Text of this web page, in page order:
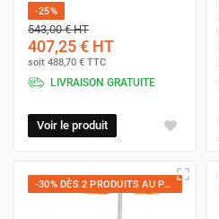
-25%
543,00 €HT
407,25 € HT
soit 488,70 € TTC
LIVRAISON GRATUITE
Voir le produit
-30% DÈS 2 PRODUITS AU PANIER